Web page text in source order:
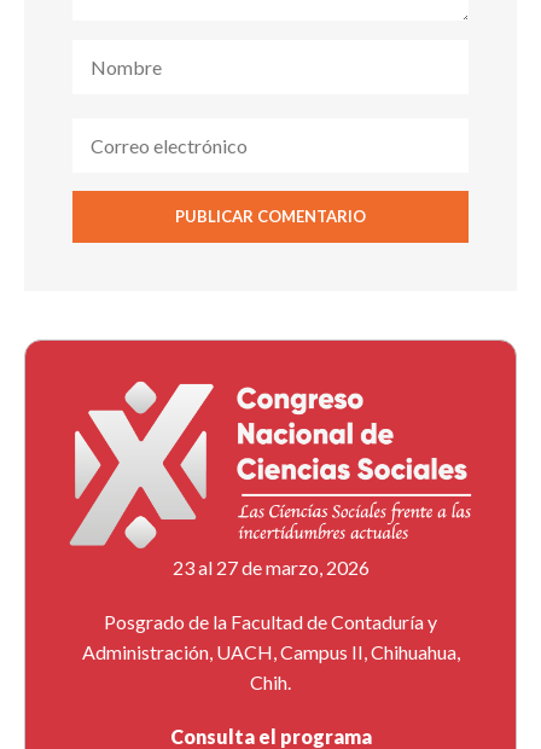
23 al 27 de marzo, 2026
Posgrado de la Facultad de Contaduría y
Administración, UACH, Campus II, Chihuahua,
Chih.
Consulta el programa